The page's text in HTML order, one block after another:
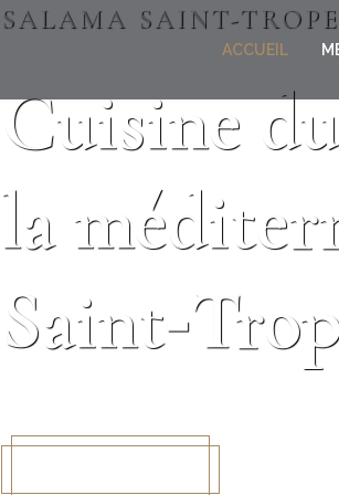
ACCUEIL
SALAMA SAINT-
Cuisine
la